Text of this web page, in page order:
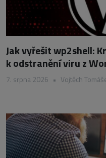
Jak vyřešit wp2shell:
k odstranění viru z
7. srpna 2026 • Vojtěch